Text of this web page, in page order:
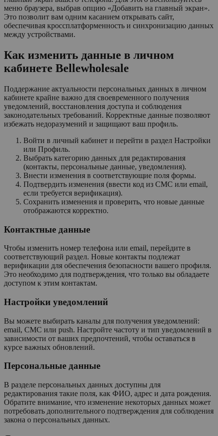
меню браузера, выбрав опцию «Добавить на главный экран».
Это позволит вам одним касанием открывать сайт,
обеспечивая кроссплатформенность и синхронизацию данных
между устройствами.
Как изменить данные в личном
кабинете Bellewholesale
Поддержание актуальности персональных данных в личном
кабинете крайне важно для своевременного получения
уведомлений, восстановления доступа и соблюдения
законодательных требований. Корректные данные позволяют
избежать недоразумений и защищают ваш профиль.
Войти в личный кабинет и перейти в раздел Настройки
или Профиль.
Выбрать категорию данных для редактирования
(контакты, персональные данные, уведомления).
Внести изменения в соответствующие поля формы.
Подтвердить изменения (ввести код из СМС или email,
если требуется верификация).
Сохранить изменения и проверить, что новые данные
отображаются корректно.
Контактные данные
Чтобы изменить номер телефона или email, перейдите в
соответствующий раздел. Новые контакты подлежат
верификации для обеспечения безопасности вашего профиля.
Это необходимо для подтверждения, что только вы обладаете
доступом к этим контактам.
Настройки уведомлений
Вы можете выбирать каналы для получения уведомлений:
email, СМС или push. Настройте частоту и тип уведомлений в
зависимости от ваших предпочтений, чтобы оставаться в
курсе важных обновлений.
Персональные данные
В разделе персональных данных доступны для
редактирования такие поля, как ФИО, адрес и дата рождения.
Обратите внимание, что изменение некоторых данных может
потребовать дополнительного подтверждения для соблюдения
закона о персональных данных.